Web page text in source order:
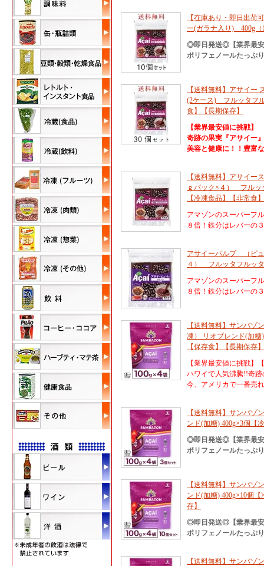
【在庫あり・即日出荷
ー(ガラナ入り) 400g
◎即日発送◎【業界最
ポリフェノールたっぷ
【送料無料】アサイー
(2ケース) フルッタフ
食】【長期保存】
【業界最安値に挑戦】
奇跡の果実『アサイー
美容と健康に！！豊富
【送料無料】アサイー
ｇパック×４） フルッ
【冷凍食品】【非常食
アマゾンのスーパーフ
８倍！鉄分はレバーの
アサイーパルプ （ピ
４） フルッタフルッタ
アマゾンのスーパーフ
８倍！鉄分はレバーの
【送料無料】サンバ
凍） リオブレンド(加糖
【保存食】【長期保存】
【業界最安値に挑戦】
ハワイで人気沸騰!!奇
今、アメリカで一番売
【送料無料】サンバゾ
ンド(加糖) 400g×3個【
◎即日発送◎【業界最
ポリフェノールたっぷ
【送料無料】サンバゾ
ンド(加糖) 400g×10個
存】
◎即日発送◎【業界最
ポリフェノールたっぷ
【送料無料】サンバゾ